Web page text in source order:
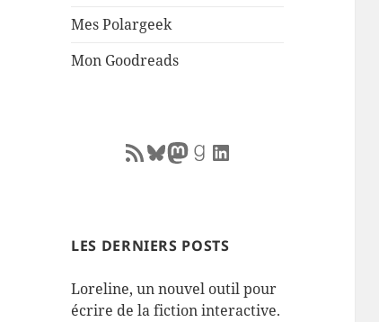
Mes Polargeek
Mon Goodreads
RSS FeedBluesky
Mastodon
Goodreads
LinkedIn
LES DERNIERS POSTS
Loreline, un nouvel outil pour
écrire de la fiction interactive.